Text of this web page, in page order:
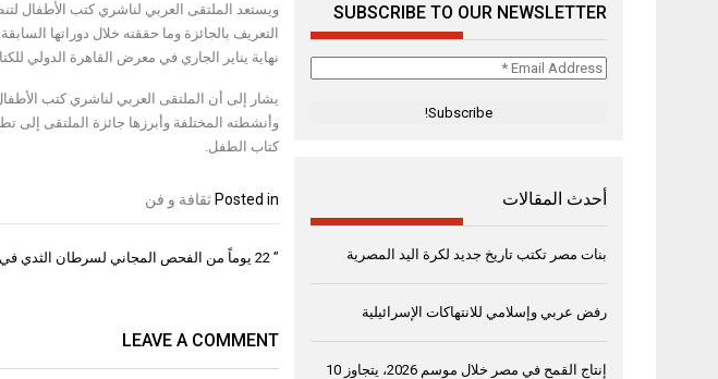
ويستعد الملتقى العربي لناشري كتب الأطفال
التعريف بالجائزة وما حققته خلال دوراتها
نهاية يناير الجاري في معرض القاهرة الدولي
وأنشطته المختلفة وأبرزها جائزة الملتقى إلى
كتاب الطفل.
Posted in ثقافة و فن
تصفّح” 22 يوماً من الفحص المجاني لسرطان الثدي في إمارات الدولة
LEAVE A COMMENT
SUBSCRIBE TO OUR NEWSLETTER
Email
أحدث المقالات
بنات مصر تكتب تاريخ جديد لكرة اليد المصرية
رفض عربي وإسلامي للانتهاكات الإسرائيلية
إنتاج القمح في مصر خلال موسم 2026، يتجاوز 10